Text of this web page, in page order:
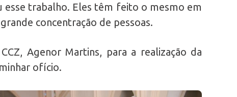
esse trabalho. Eles têm feito o mesmo em
concentração de pessoas.
Agenor Martins, para a realização da
ofício.